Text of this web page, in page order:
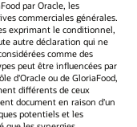
par Oracle, les
commerciales générales.
exprimant le conditionnel,
autre déclaration qui ne
comme des
peut être influencées par
d'Oracle ou de GloriaFood,
différents de ceux
document en raison d'un
potentiels et les